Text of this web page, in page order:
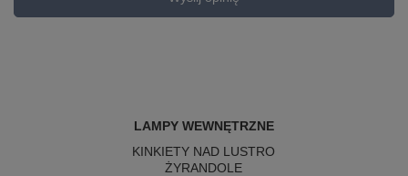
LAMPY WEWNĘTRZNE
KINKIETY NAD LUSTRO
ŻYRANDOLE